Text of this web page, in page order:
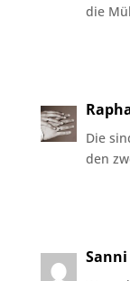
die
Die
den
Sanni